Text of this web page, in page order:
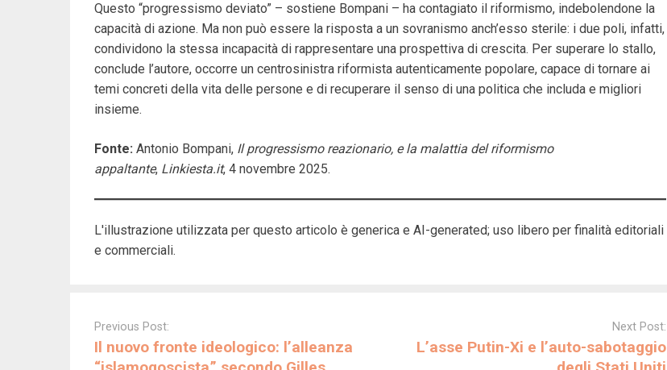
Questo “progressismo deviato” – sostiene Bompani – ha contagiato il riformismo, indebolendone la
capacità di azione. Ma non può essere la risposta a un sovranismo anch’esso sterile: i due poli, infatti,
condividono la stessa incapacità di rappresentare una prospettiva di crescita. Per superare lo stallo,
conclude l’autore, occorre un centrosinistra riformista autenticamente popolare, capace di tornare ai
temi concreti della vita delle persone e di recuperare il senso di una politica che includa e migliori
insieme.
Fonte: Antonio Bompani, Il progressismo reazionario, e la malattia del riformismo
appaltante, Linkiesta.it, 4 novembre 2025.
L'illustrazione utilizzata per questo articolo è generica e AI-generated; uso libero per finalità editoriali
e commerciali.
navigation
Previous Post:
Il nuovo fronte ideologico: l’alleanza
Next Post:
L’asse Putin-Xi e l’auto-sabotaggio